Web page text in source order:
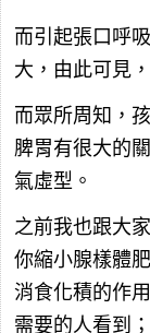
而引起張口呼
大，由此可見
而眾所周知，
脾胃有很大的
氣虛型。
之前我也跟大
你縮小腺樣體
消食化積的作
需要的人看到；